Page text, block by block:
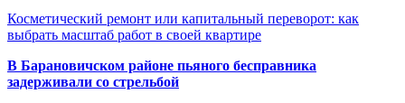
Косметический ремонт или капитальный переворот: как
выбрать масштаб работ в своей квартире
В Барановичском районе пьяного бесправника
задерживали со стрельбой